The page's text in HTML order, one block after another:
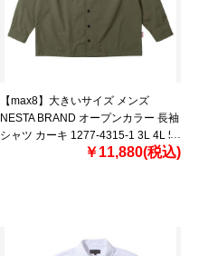
【max8】大きいサイズ メンズ
NESTA BRAND オープンカラー 長袖
シャツ カーキ 1277-4315-1 3L 4L 5L
￥11,880(税込)